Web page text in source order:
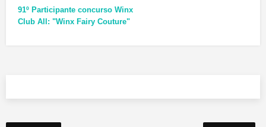
91º Participante concurso Winx
Club All: "Winx Fairy Couture"